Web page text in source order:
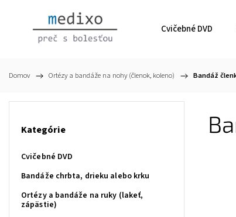
Cvičebné DVD
Domov / Ortézy a bandáže na nohy (členok, koleno) / Bandáž
Kategórie
Cvičebné DVD
Bandáže chrbta, drieku alebo krku
Ortézy a bandáže na ruky (lakeť,
zápästie)